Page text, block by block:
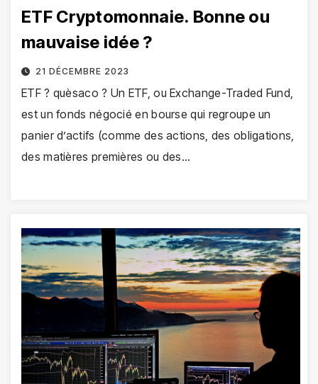
ETF Cryptomonnaie. Bonne ou
mauvaise idée ?
21 DÉCEMBRE 2023
ETF ? quèsaco ? Un ETF, ou Exchange-Traded Fund,
est un fonds négocié en bourse qui regroupe un
panier d’actifs (comme des actions, des obligations,
des matières premières ou des…